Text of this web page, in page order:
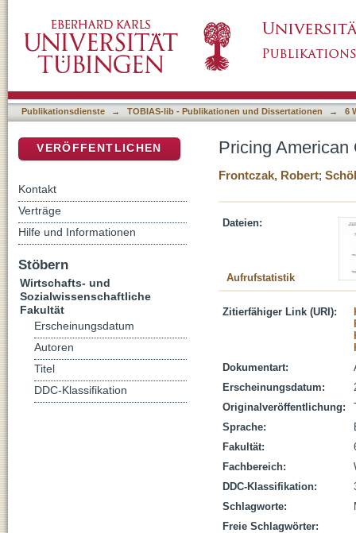
Publikationsdienste → TOBIAS-lib - Publikationen und Dissertationen → 6
Pricing American
Frontczak, Robert;
Dateien:
Aufrufstatistik
Zitierfähiger Link (URI):
Dokumentart:
Erscheinungsdatum:
Originalveröffentlichung:
Sprache:
Fakultät:
Fachbereich:
DDC-Klassifikation:
Schlagworte:
Freie Schlagwörter:
VERÖFFENTLICHEN
Kontakt
Verträge
Hilfe und Informationen
Stöbern
Wirtschafts- und
Sozialwissenschaftliche
Fakultät
Erscheinungsdatum
Autoren
Titel
DDC-Klassifikation